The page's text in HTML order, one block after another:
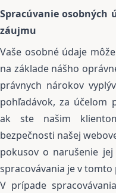
Spracúvanie osobných
záujmu
Vaše osobné údaje
na základe nášho
právnych nárokov
pohľadávok, za účelom
ak ste našim
bezpečnosti našej
pokusov o narušenie
spracovávania je v tomto
V prípade